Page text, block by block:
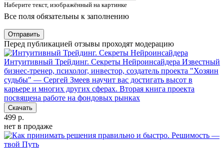
Наберите текст, изображённый на картинке
Все поля обязательны к заполнению
Отправить
Перед публикацией отзывы проходят модерацию
Интуитивный Трейдинг. Секреты Нейроинсайдера Известный
бизнес-тренер, психолог, инвестор, создатель проекта "Хозяин
судьбы" — Сергей Змеев научит вас достигать высот в
карьере и многих других сферах. Вторая книга проекта
посвящена работе на фондовых рынках
Скачать
499 р.
нет в продаже